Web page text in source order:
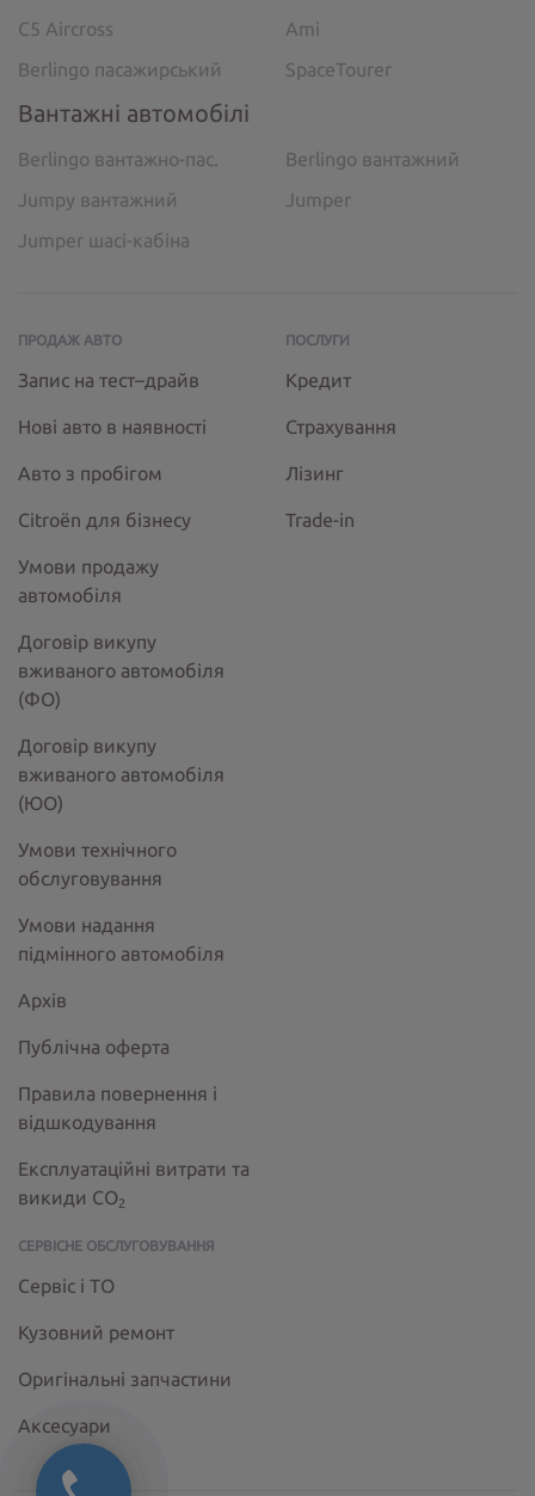
C5 Aircross
Ami
Berlingo пасажирський
SpaceTourer
Вантажні автомобілі
Berlingo вантажно-пас.
Berlingo вантажний
Jumpy вантажний
Jumper
Jumper шасі-кабіна
ПРОДАЖ АВТО
Запис на тест–драйв
Нові авто в наявності
Авто з пробігом
Citroёn для бізнесу
Умови продажу
автомобіля
Договір викупу
вживаного автомобіля
(ФО)
Договір викупу
вживаного автомобіля
(ЮО)
Умови технічного
обслуговування
Умови надання
підмінного автомобіля
Архів
Публічна оферта
Правила повернення і
відшкодування
Експлуатаційні витрати та
викиди СО2
ПОСЛУГИ
Кредит
Страхування
Лізинг
Trade-in
СЕРВІСНЕ ОБСЛУГОВУВАННЯ
Сервіс і ТО
Кузовний ремонт
Оригінальні запчастини
Аксесуари